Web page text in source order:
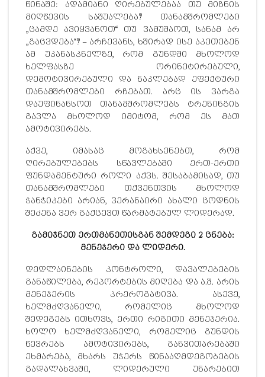
წინაშე: ადამიანი ღირებულებაა თუ მიზნის
მიღწევის საშუალება? თანამშრომლები
„ცამდე ავიყვანოთ“ თუ ვამუშაოთ, სანამ არ
„გაცვდება“? – არჩევანს, ხშირად ისე აკეთებენ
ამ უკანასკნელზე, რომ გუნდში მხოლოდ
ხელფასზე ორინეტირებული,
დემოტივირებული და ნაკლებად ეფექტური
თანამშრომლები რჩებათ. არც ის ვარგა
დაუფინანსოთ თანამშრომლებს ტრენინგის
გავლა მხოლოდ იმიტომ, რომ ეს მათ
ამოტივირებს.
აქვე, იმასაც მოგახსენებთ, რომ
ღირებულებებს სწავლებაში ერთ-ერთი
ფუნდამენტური როლი აქვს. შესაბამისად, თუ
თანამშრომლები თქვენთვის მხოლოდ
ჭანჭიკები არიან, ვერანაირი ახალი ცოდნის
შეძენა ვერ გაქცევთ წარმატებულ ლიდერად.
გამიჯნეთ ერთმანეთისგან შემდეგი 2 ცნება:
მენეჯერი და ლიდერი.
დედლაინების კონტროლი, დავალებების
განაწილება, რეპორტების მიღება და ა.შ. არის
მენეჯერის პრეროგატივა. ასევე,
ხელმძღვანელი, რომელიც მხოლოდ
შედეგებს ითხოვს, ერთი რიგითი მენეჯერია.
ხოლო ხელმძღვანელი, რომელიც გუნდის
წევრებს ამოტივირებს, განვითარებაში
ეხმარება, მხარს უჭერს წინააღმდეგობების
გადალახვაში, ლიდერული უნარებით